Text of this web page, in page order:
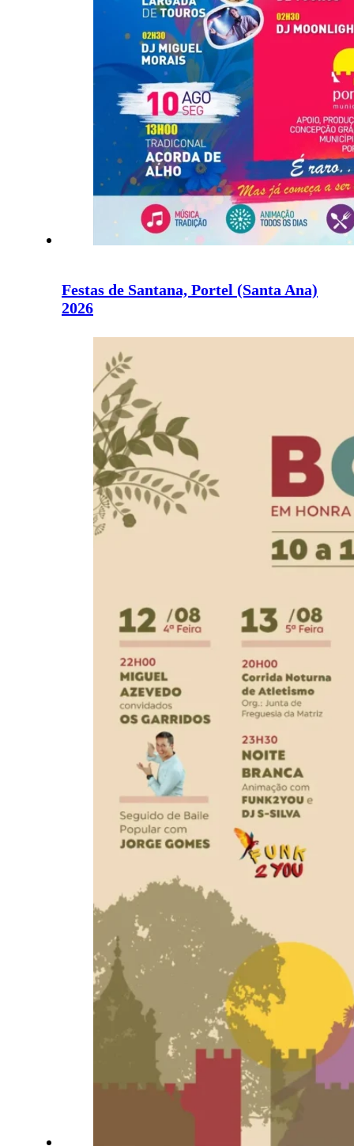
Festas de Santana, Portel (Santa Ana)
2026